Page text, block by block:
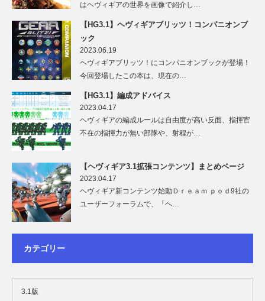
はヘヴィギアの世界を画像で紹介し…
【HG3.1】ヘヴィギアブリッツ！コンパニオンブ
ック
2023.06.19
ヘヴィギアブリッツ！にコンパニオンブックが登場！
今回登場したこの本は、現在の…
【HG3.1】編成アドバイス
2023.04.17
ヘヴィギアの編成ルールは自由度が高い反面、指揮官
不在の指揮力が無い部隊や、射程が…
【ヘヴィギア3.1拡張コンテンツ】まとめページ
2023.04.17
ヘヴィギア新コンテンツ始動Ｄｒｅａｍ ｐｏｄ9社の
ユーザーフォーラムで、「ヘ…
カテゴリー
3.1版